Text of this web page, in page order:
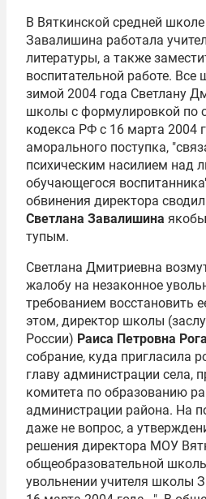
В Вяткинской средней
Завалишина работала
литературы, а также
воспитательной работе.
зимой 2004 года Светлану
школы с формулировкой по
кодекса РФ с 16 марта 2004
аморального поступка,
психическим насилием над
обучающегося
обвинения директора
Светлана Завалишина
тупым.
Светлана Дмитриевна
жалобу на незаконное
требованием восстановить
этом, директор школы
России) Раиса Петровна
собрание, куда пригласила
главу администрации села,
комитета по образованию
администрации района. На
даже не вопрос, а
решения директора МОУ
общеобразовательной
увольнении учителя школы